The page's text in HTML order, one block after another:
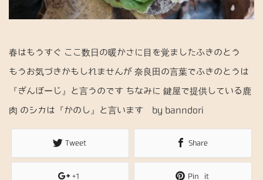
春はもうすぐ ここ数日の暖かさに目を覚ましたふきのとう
もうお気づきかもしれませんが 奈良田の言葉でふきのとうは
『ぎんぼーじ』と言うのです ちなみに 鍵屋で提供している鹿
肉 のシカは『かのし』と言います by banndori
Tweet Share
+1 Pin it